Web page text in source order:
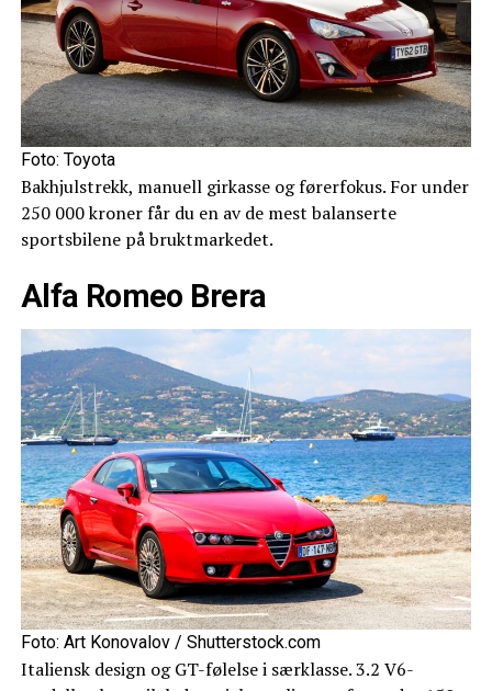
Foto: Toyota
Bakhjulstrekk, manuell girkasse og førerfokus. For under
250 000 kroner får du en av de mest balanserte
sportsbilene på bruktmarkedet.
Alfa Romeo Brera
Foto: Art Konovalov / Shutterstock.com
Italiensk design og GT-følelse i særklasse. 3.2 V6-